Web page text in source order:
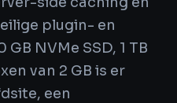
plugin- en
NVMe SSD, 1 TB
van 2 GB is er
een